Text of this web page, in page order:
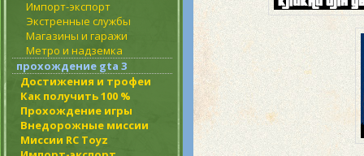
Импорт-экспорт
Экстренные службы
Магазины и гаражи
Метро и надземка
прохождение gta 3
Достижения и трофеи
Как получить 100 %
Прохождение игры
Внедорожные миссии
Миссии RC Toyz